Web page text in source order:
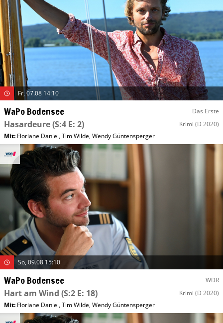
Fr, 07.08 14:10
WaPo Bodensee Das Erste
Hasardeure(S:4 E: 2) Krimi (D 2020)
Mit: Floriane Daniel,Tim Wilde,Wendy Güntensperger
So, 09.08 15:10
WaPo Bodensee WDR
Hart am Wind (S:2 E: 18) Krimi (D 2020)
Mit: Floriane Daniel,Tim Wilde,Wendy Güntensperger